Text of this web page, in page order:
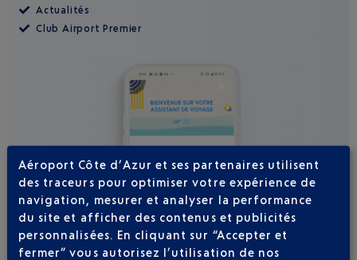
Actualités
Club Airport Premier
Aéroport Côte d’Azur et ses partenaires utilisent
des traceurs pour optimiser votre expérience de
navigation, mesurer et analyser la performance
du site et afficher des contenus et publicités
personnalisées. En cliquant sur “Accepter et
fermer” vous autorisez l’utilisation de nos